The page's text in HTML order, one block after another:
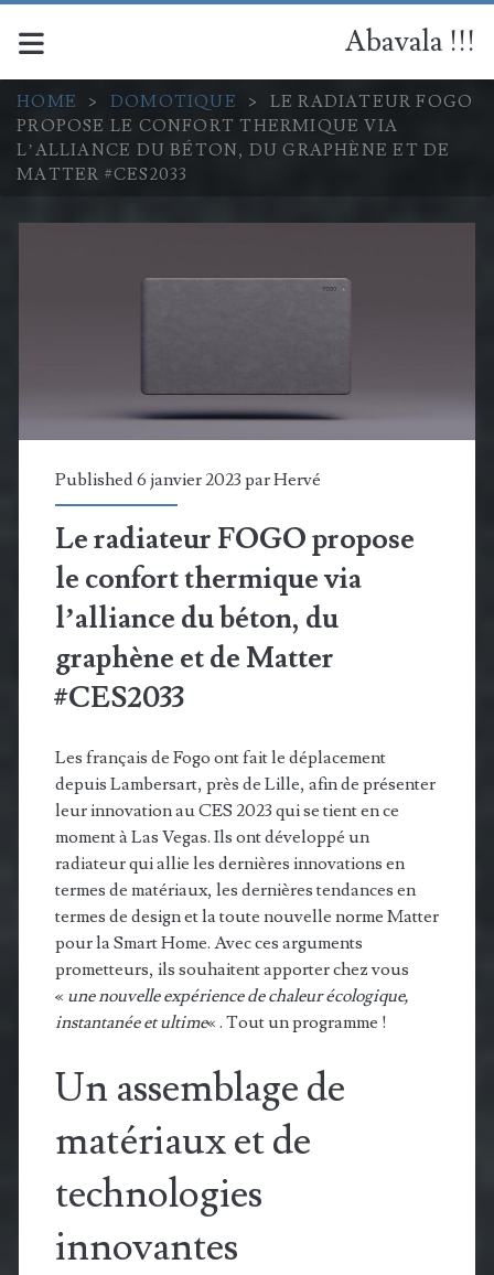
Abavala !!!
HOME > DOMOTIQUE >
LE RADIATEUR FOGO
PROPOSE LE CONFORT THERMIQUE VIA
L’ALLIANCE DU BÉTON, DU GRAPHÈNE ET DE
MATTER #CES2033
Published 6 janvier 2023 parHervé
Le radiateur FOGO propose
le confort thermique via
l’alliance du béton, du
graphène et de Matter
#CES2033
Les français de Fogo ont fait le déplacement
depuis Lambersart, près de Lille, afin de présenter
leur innovation au CES 2023 qui se tient en ce
moment à Las Vegas. Ils ont développé un
radiateur qui allie les dernières innovations en
termes de matériaux, les dernières tendances en
termes de design et la toute nouvelle norme Matter
pour la Smart Home. Avec ces arguments
prometteurs, ils souhaitent apporter chez vous
« une nouvelle expérience de chaleur écologique,
instantanée et ultime« . Tout un programme !
Un assemblage de
matériaux et de
technologies
innovantes